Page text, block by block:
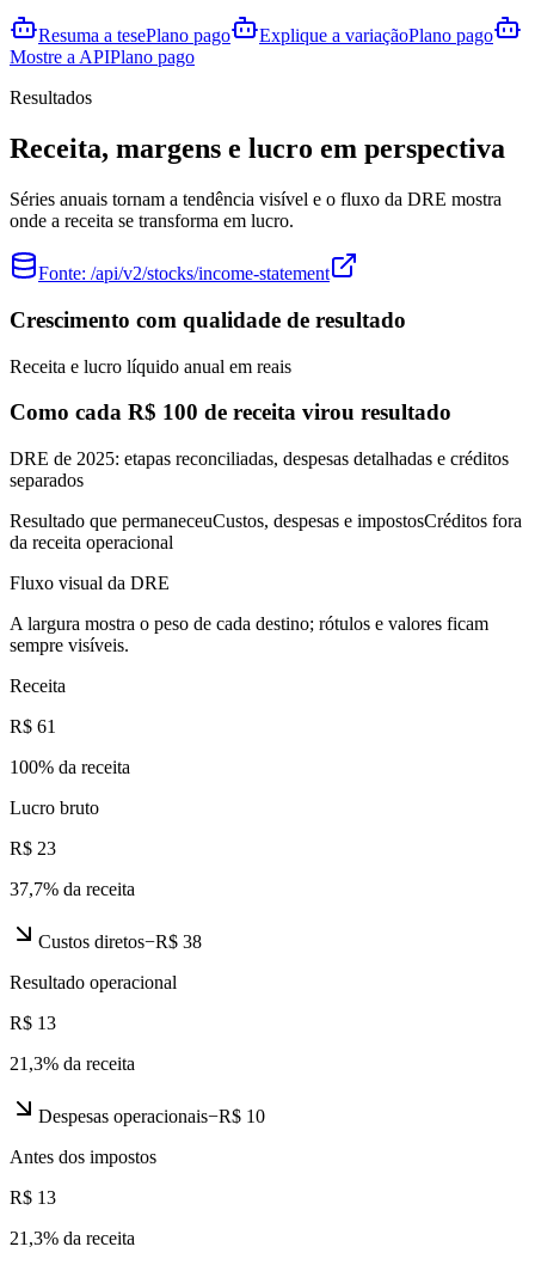
Resuma a tesePlano pago Explique a variaçãoPlano pago
Mostre a APIPlano pago
Resultados
Receita, margens e lucro em perspectiva
Séries anuais tornam a tendência visível e o fluxo da DRE mostra
onde a receita se transforma em lucro.
Fonte: /api/v2/stocks/income-statement
Crescimento com qualidade de resultado
Receita e lucro líquido anual em reais
Como cada R$ 100 de receita virou resultado
DRE de 2025: etapas reconciliadas, despesas detalhadas e créditos
separados
Resultado que permaneceuCustos, despesas e impostosCréditos fora
da receita operacional
Fluxo visual da DRE
A largura mostra o peso de cada destino; rótulos e valores ficam
sempre visíveis.
Receita
R$ 61
100% da receita
Lucro bruto
R$ 23
37,7% da receita
Custos diretos−R$ 38
Resultado operacional
R$ 13
21,3% da receita
Despesas operacionais−R$ 10
Antes dos impostos
R$ 13
21,3% da receita